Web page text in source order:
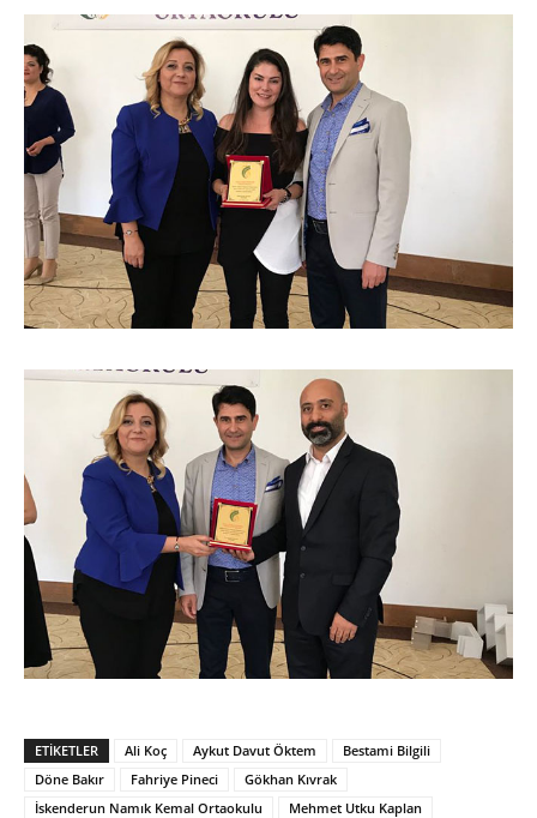
ETIKETLER Ali Koç Aykut Davut Öktem
Bestami Bilgili
Döne Bakır
Fahriye Pineci
Gökhan Kıvrak
İskenderun Namık Kemal Ortaokulu
Mehmet Utku Kaplan